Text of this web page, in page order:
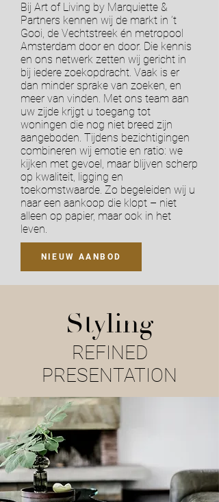
Bij Art of Living by Marquiette &
Partners kennen wij de markt in ’t
Gooi, de Vechtstreek én metropool
Amsterdam door en door. Die kennis
en ons netwerk zetten wij gericht in
bij iedere zoekopdracht. Vaak is er
dan minder sprake van zoeken, en
meer van vinden. Met ons team aan
uw zijde krijgt u toegang tot
woningen die nog niet breed zijn
aangeboden. Tijdens bezichtigingen
combineren wij emotie en ratio: we
kijken met gevoel, maar blijven scherp
op kwaliteit, ligging en
toekomstwaarde. Zo begeleiden wij u
naar een aankoop die klopt – niet
alleen op papier, maar ook in het
leven.
NIEUW AANBOD
Styling
REFINED
PRESENTATION